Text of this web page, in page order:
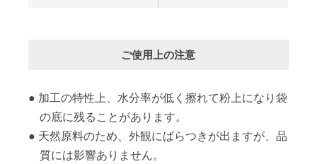
ご使用上の注意
加工の特性上、水分率が低く擦れて粉上になり袋
の底に残ることがあります。
天然原料のため、外観にばらつきが出ますが、品
質には影響ありません。